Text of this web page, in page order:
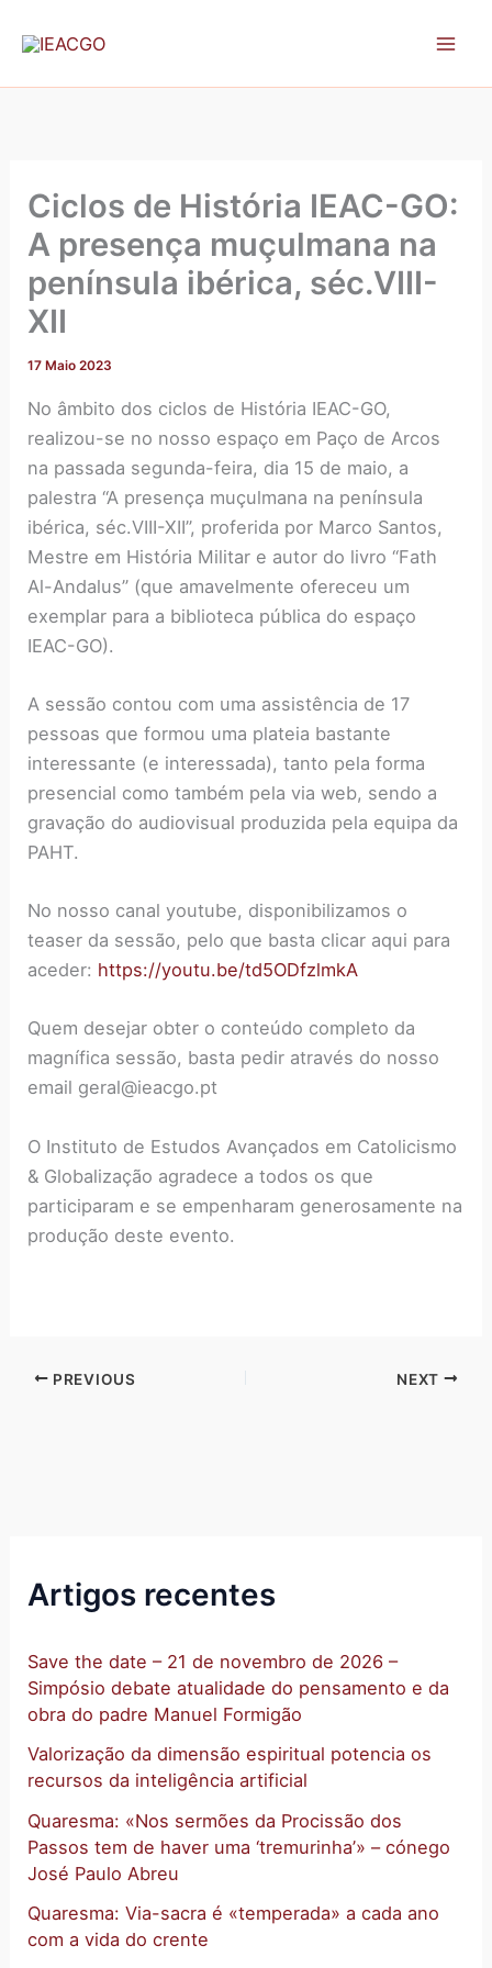
Ciclos de História IEAC-GO:
A presença muçulmana na
península ibérica, séc.VIII-
XII
17 Maio 2023
No âmbito dos ciclos de História IEAC-GO,
realizou-se no nosso espaço em Paço de Arcos
na passada segunda-feira, dia 15 de maio, a
palestra “A presença muçulmana na península
ibérica, séc.VIII-XII”, proferida por Marco Santos,
Mestre em História Militar e autor do livro “Fath
Al-Andalus” (que amavelmente ofereceu um
exemplar para a biblioteca pública do espaço
IEAC-GO).
A sessão contou com uma assistência de 17
pessoas que formou uma plateia bastante
interessante (e interessada), tanto pela forma
presencial como também pela via web, sendo a
gravação do audiovisual produzida pela equipa da
PAHT.
No nosso canal youtube, disponibilizamos o
teaser da sessão, pelo que basta clicar aqui para
aceder: https://youtu.be/td5ODfzlmkA
Quem desejar obter o conteúdo completo da
magnífica sessão, basta pedir através do nosso
email geral@ieacgo.pt
O Instituto de Estudos Avançados em Catolicismo
& Globalização agradece a todos os que
participaram e se empenharam generosamente na
produção deste evento.
PREVIOUS NEXT
Artigos recentes
Save the date – 21 de novembro de 2026 –
Simpósio debate atualidade do pensamento e da
obra do padre Manuel Formigão
Valorização da dimensão espiritual potencia os
recursos da inteligência artificial
Quaresma: «Nos sermões da Procissão dos
Passos tem de haver uma ‘tremurinha’» – cónego
José Paulo Abreu
Quaresma: Via-sacra é «temperada» a cada ano
com a vida do crente
r
q